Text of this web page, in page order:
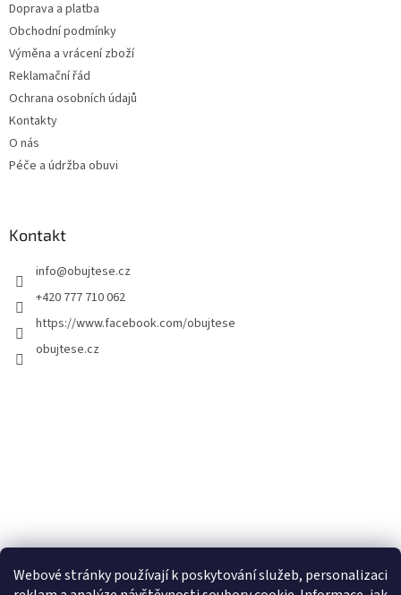
Webové stránky používají k poskytování služeb, personalizaci
Doprava a platba
Obchodní podmínky
Výměna a vrácení zboží
Reklamační řád
Ochrana osobních údajů
Kontakty
O nás
Péče a údržba obuvi
Kontakt
info@obujtese.cz
+420 777 710 062
https://www.facebook.com/obujtese
obujtese.cz